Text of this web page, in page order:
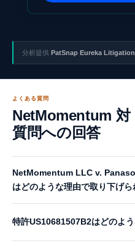
分析提供 PatSnap Eureka
よくある質問
NetMomentum
質問への回答
NetMomentum LLC v.
はどのような理由で取り下げら
特許US10681507B2はどのよ